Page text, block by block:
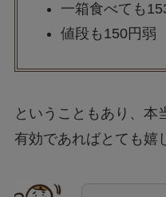
一箱食べても
値段も150円弱
ということもあり、本
有効であればとても嬉